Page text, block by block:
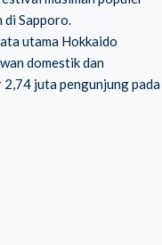
di Sapporo.
utama Hokkaido
domestik dan
juta pengunjung pada